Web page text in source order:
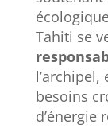
Tahiti se
besoins
d’énergie